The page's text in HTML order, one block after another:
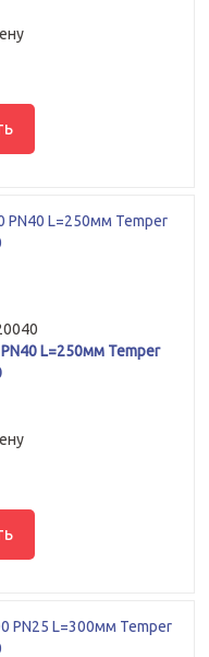
L=250мм Temper